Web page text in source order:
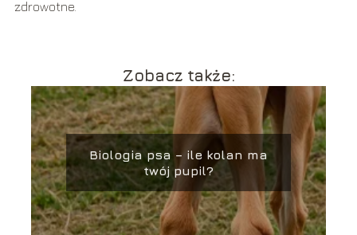
zdrowotne.
Zobacz także:
Biologia psa – ile kolan ma
twój pupil?